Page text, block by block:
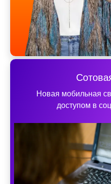
Новая мобильная
доступом в